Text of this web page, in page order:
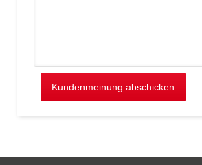
Kundenmeinung abschicken